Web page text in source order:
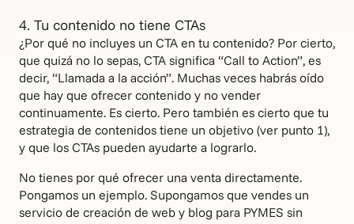
4. Tu contenido no tiene CTAs
¿Por qué no incluyes un CTA en tu contenido? Por cierto,
que quizá no lo sepas, CTA significa “Call to Action”, es
decir, “Llamada a la acción”. Muchas veces habrás oído
que hay que ofrecer contenido y no vender
continuamente. Es cierto. Pero también es cierto que tu
estrategia de contenidos tiene un objetivo (ver punto 1),
y que los CTAs pueden ayudarte a lograrlo.
No tienes por qué ofrecer una venta directamente.
Pongamos un ejemplo. Supongamos que vendes un
servicio de creación de web y blog para PYMES sin